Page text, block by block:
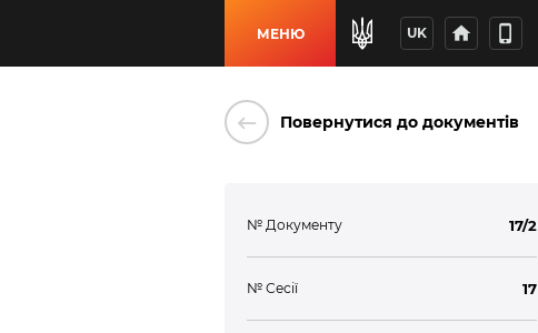
МЕНЮ UK home phone_iphone
keyboard_backspace Повернутися до документів
№ Документу 17/2
№ Сесії 17